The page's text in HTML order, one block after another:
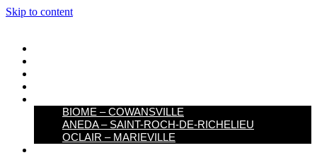
Skip to content
BIOME – COWANSVILLE​
ANEDA – SAINT-ROCH-DE-RICHELIEU
OCLAIR – MARIEVILLE